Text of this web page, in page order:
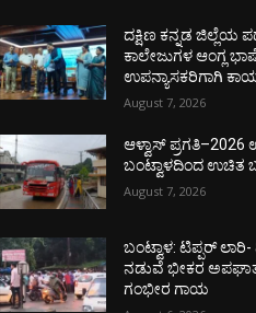
ದಕ್ಷಿಣ ಕನ್ನಡ ಜಿಲ್ಲೆಯ
ಕಾಲೇಜುಗಳ ಆಂಗ್ಲ
ಉಪನ್ಯಾಸಕರಿಗಾಗಿ
August 7, 2026
ಆಳ್ವಾಸ್
ಬಂಟ್ವಾಳದಿಂದ ಉಚಿತ
August 7, 2026
ಬಂಟ್ವಾಳ: ಟಿಪ್ಪರ್ ಲಾರಿ-
ನಡುವೆ ಭೀಕರ
ಗಂಭೀರ ಗಾಯ